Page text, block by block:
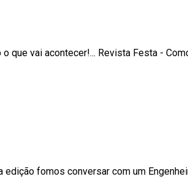
vai acontecer!... Revista Festa -
edição fomos conversar com um